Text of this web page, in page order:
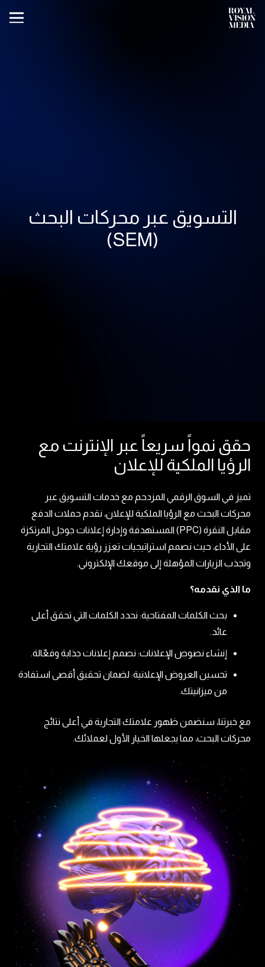
التسويق عبر محركات البحث
(SEM)
حقق نمواً سريعاً عبر الإنترنت مع
الرؤيا الملكية للإعلان
تميز في السوق الرقمي المزدحم مع خدمات التسويق عبر
محركات البحث مع الرؤيا الملكية للإعلان، نقدم حملات الدفع
مقابل النقرة (PPC) المستهدفة وإدارة إعلانات جوجل المرتكزة
على الأداء، حيث نصمم استراتيجيات تعزز رؤية علامتك التجارية
وتجذب الزيارات المؤهلة إلى موقعك الإلكتروني.
ما الذي نقدمه؟
بحث الكلمات المفتاحية: نحدد الكلمات التي تحقق أعلى
عائد.
إنشاء نصوص الإعلانات: نصمم إعلانات جذابة وفعّالة.
تحسين العروض الإعلانية: لضمان تحقيق أقصى استفادة
من ميزانيتك.
مع خبرتنا، سنضمن ظهور علامتك التجارية في أعلى نتائج
محركات البحث، مما يجعلها الخيار الأول لعملائك.